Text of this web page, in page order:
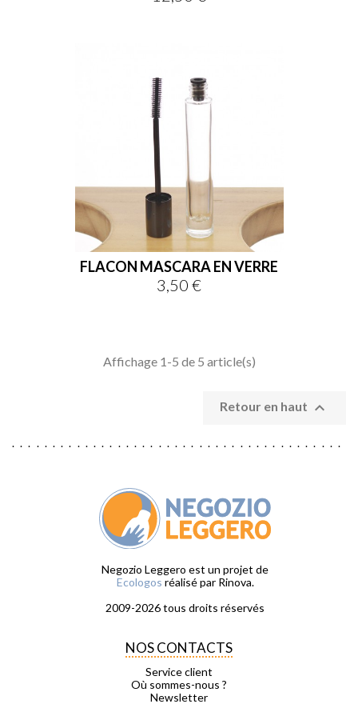
FLACON MASCARA EN VERRE
Prix
3,50 €
Affichage 1-5 de 5 article(s)
Retour en haut 
Negozio Leggero est un projet de
Ecologos réalisé par Rinova.
2009-2026 tous droits réservés
NOS CONTACTS
Service client
Où sommes-nous ?
Newsletter